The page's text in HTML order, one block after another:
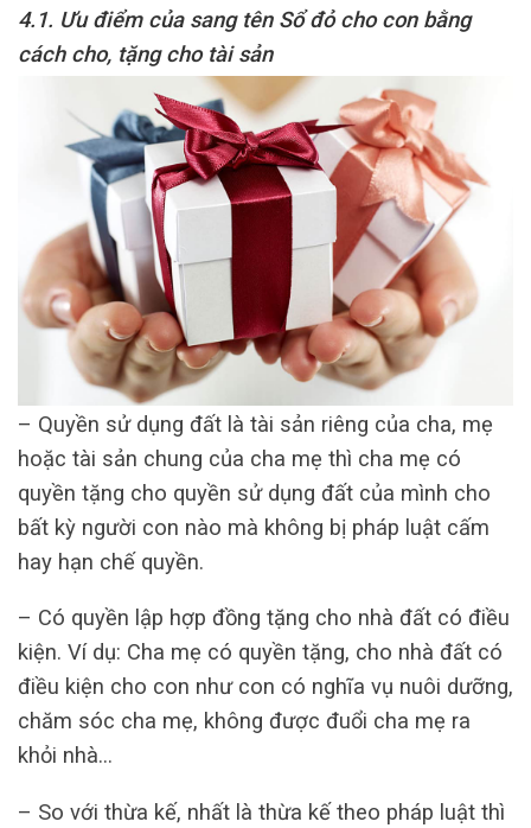
4.1. Ưu điểm củasang tên Sổ đỏ cho con bằng
cách cho, tặng cho tài sản
– Quyền sử dụng đất là tài sản riêng của cha, mẹ
hoặc tài sản chung của cha mẹ thì cha mẹ có
quyền tặng cho quyền sử dụng đất của mình cho
bất kỳ người con nào mà không bị pháp luật cấm
hay hạn chế quyền.
– Có quyền lập hợp đồng tặng cho nhà đất có điều
kiện. Ví dụ: Cha mẹ có quyền tặng, cho nhà đất có
điều kiện cho con như con có nghĩa vụ nuôi dưỡng,
chăm sóc cha mẹ, không được đuổi cha mẹ ra
khỏi nhà…
– So với thừa kế, nhất là thừa kế theo pháp luật thì